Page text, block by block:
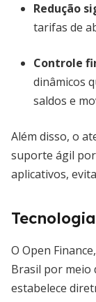
Redução
tarifas de
Controle
dinâmicos
saldos e
Além disso, o
suporte ágil
aplicativos,
O Open
Brasil por meio
estabelece